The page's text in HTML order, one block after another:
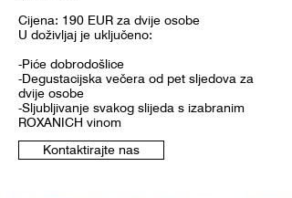
Cijena: 190 EUR za dvije osobe
U doživljaj je uključeno:
-Piće dobrodošlice
-Degustacijska večera od pet sljedova za
dvije osobe
-Sljubljivanje svakog slijeda s izabranim
ROXANICH vinom
Kontaktirajte nas